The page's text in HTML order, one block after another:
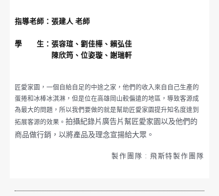
指導老師：張建人 老師
學 生：張容瑄、劉佳樺、賴弘佳
陳欣筠、位姿璇、謝瑞軒
匠愛家園，一個自給自足的中途之家，他們的收入來自自己生產的
蛋捲和冰棒冰淇淋，但是位在高雄岡山較偏遠的地區，導致客源成
為最大的問題，所以我們要做的就是幫助匠愛家園提升知名度達到
拓展客源的效果。 拍攝紀錄片廣告片幫匠愛家園以及他們的
商品做行銷，以將產品及理念宣揚給大眾。
製作團隊 : 飛斯特製作團隊